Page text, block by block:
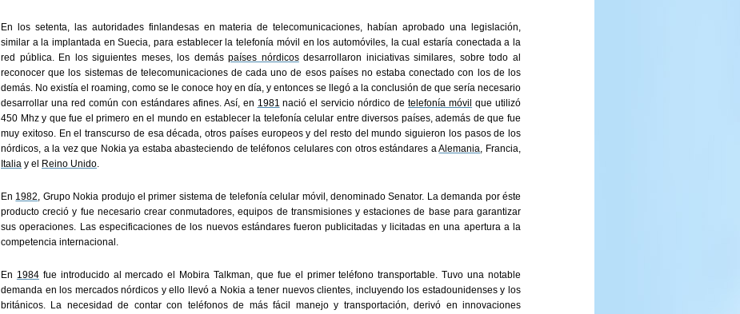
En los setenta, las autoridades finlandesas en materia de telecomunicaciones, habían aprobado una legislación,
similar a la implantada en Suecia, para establecer la telefonía móvil en los automóviles, la cual estaría conectada a la
red pública. En los siguientes meses, los demáspaíses nórdicosdesarrollaron iniciativas similares, sobre todo al
reconocer que los sistemas de telecomunicaciones de cada uno de esos países no estaba conectado con los de los
demás. No existía el roaming, como se le conoce hoy en día, y entonces se llegó a la conclusión de que sería necesario
desarrollar una red común con estándares afines. Así, en 1981 nació el servicio nórdico detelefonía móvil que utilizó
450 Mhz y que fue el primero en el mundo en establecer la telefonía celular entre diversos países, además de que fue
muy exitoso. En el transcurso de esa década, otros países europeos y del resto del mundo siguieron los pasos de los
nórdicos, a la vez que Nokia ya estaba abasteciendo de teléfonos celulares con otros estándares aAlemania, Francia,
Italia y el Reino Unido.
En 1982, Grupo Nokia produjo el primer sistema de telefonía celular móvil, denominado Senator. La demanda por éste
producto creció y fue necesario crear conmutadores, equipos de transmisiones y estaciones de base para garantizar
sus operaciones. Las especificaciones de los nuevos estándares fueron publicitadas y licitadas en una apertura a la
competencia internacional.
En 1984fue introducido al mercado el Mobira Talkman, que fue el primer teléfono transportable. Tuvo una notable
demanda en los mercados nórdicos y ello llevó a Nokia a tener nuevos clientes, incluyendo los estadounidenses y los
británicos. La necesidad de contar con teléfonos de más fácil manejo y transportación, derivó en innovaciones